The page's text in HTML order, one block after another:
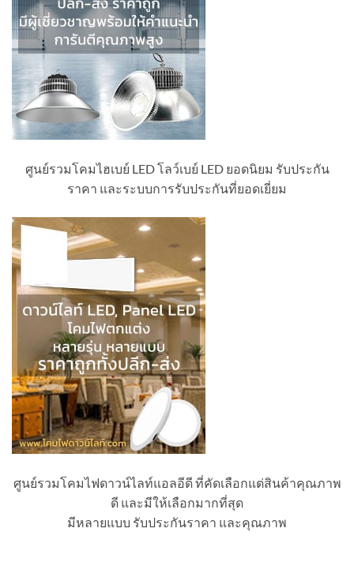
ศูนย์รวมโคมไฮเบย์ LED โลว์เบย์ LED ยอดนิยม รับประกัน
ราคา และระบบการรับประกันที่ยอดเยี่ยม
ศูนย์รวมโคมไฟดาวน์ไลท์แอลอีดี ที่คัดเลือกแต่สินค้าคุณภาพ
ดี และมีให้เลือกมากที่สุด
มีหลายแบบ รับประกันราคา และคุณภาพ